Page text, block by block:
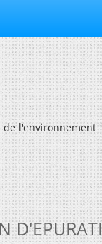
de l'environnement